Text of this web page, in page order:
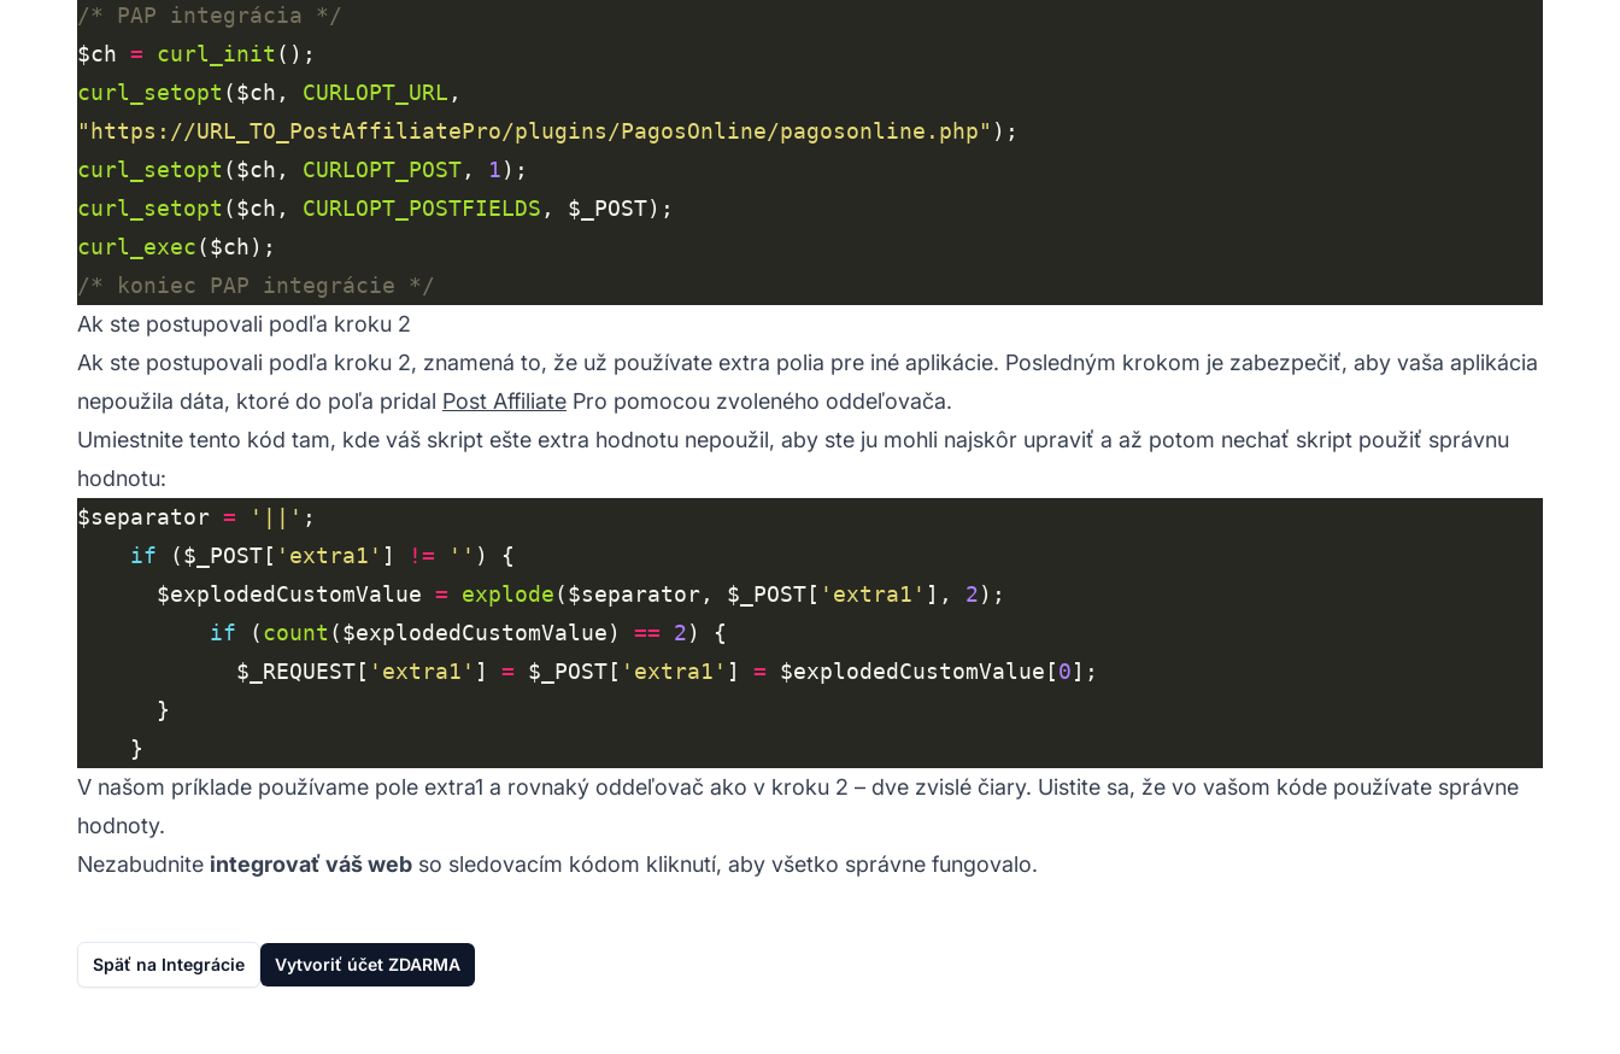
/* PAP integrácia */
$ch = curl_init
curl_setopt ($ch, CURLOPT_URL
"https://URL_TO_PostAffiliatePro/plugins/PagosOnline/pagosonline.php"
curl_setopt ($ch, CURLOPT_POST, 1
curl_setopt ($ch, CURLOPT_POSTFIELDS
curl_exec
/* koniec PAP integrácie */
Ak ste postupovali podľa kroku 2
Ak ste postupovali podľa kroku 2, znamená to, že už používate extra polia pre iné aplikácie. Posledným krokom je zabezpečiť, aby vaša aplikácia
nepoužila dáta, ktoré do poľa pridal Post Affiliate Pro pomocou zvoleného oddeľovača.
Umiestnite tento kód tam, kde váš skript ešte extra hodnotu nepoužil, aby ste ju mohli najskôr upraviť a až potom nechať skript použiť správnu
hodnotu:
$separator = '||'
if ($_POST[ 'extra1' ] != ''
      $explodedCustomValue
= explode($separator, $_POST[ 'extra1' ], 2
if (count ($explodedCustomValue) == 2
            $_REQUEST[
'extra1' ] = $_POST[ 'extra1' ] = $explodedCustomValue[0
V našom príklade používame pole extra1 a rovnaký oddeľovač ako v kroku 2 – dve zvislé čiary. Uistite sa, že vo vašom kóde používate správne
hodnoty.
Nezabudnite integrovať váš web so sledovacím kódom kliknutí, aby všetko správne fungovalo.
Späť na Integrácie Vytvoriť účet ZDARMA